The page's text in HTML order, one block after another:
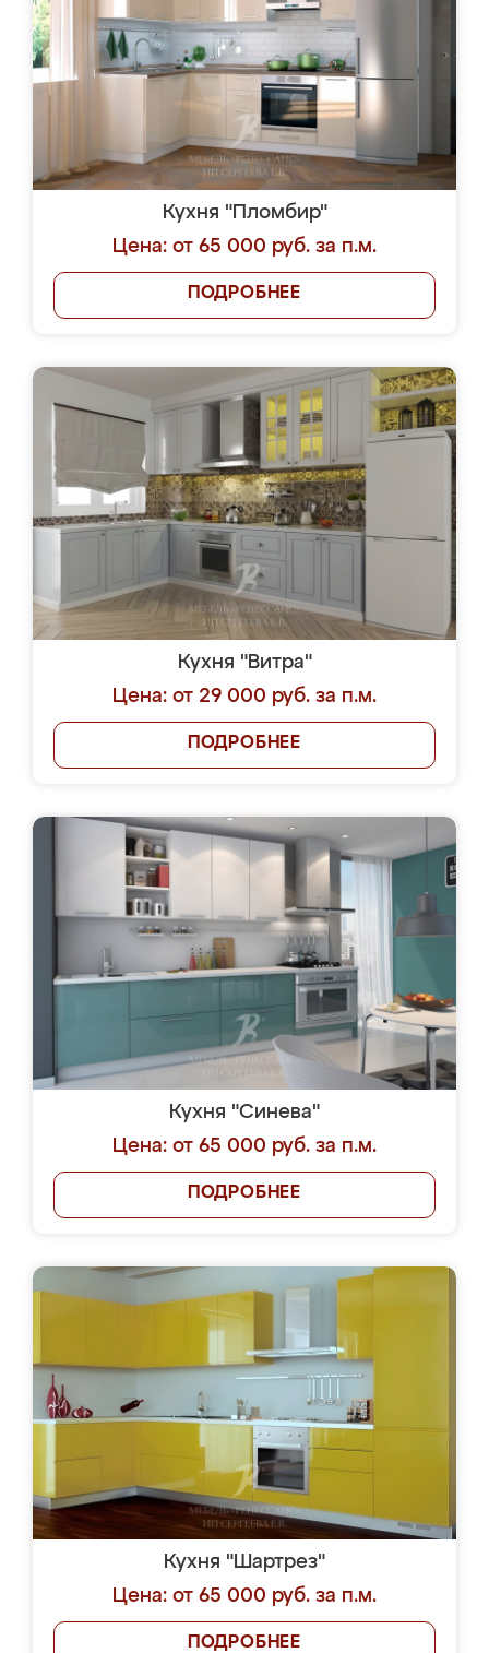
Кухня "Пломбир"
Цена: от 65 000 руб. за п.м.
ПОДРОБНЕЕ
Кухня "Витра"
Цена: от 29 000 руб. за п.м.
ПОДРОБНЕЕ
Кухня "Синева"
Цена: от 65 000 руб. за п.м.
ПОДРОБНЕЕ
Кухня "Шартрез"
Цена: от 65 000 руб. за п.м.
ПОДРОБНЕЕ